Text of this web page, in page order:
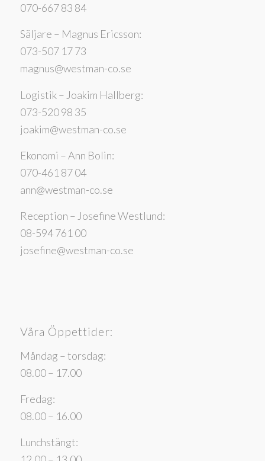
070-667 83 84
Säljare – Magnus Ericsson:
073-507 17 73
magnus@westman-co.se
Logistik – Joakim Hallberg:
073-520 98 35
joakim@westman-co.se
Ekonomi – Ann Bolin:
070-461 87 04
ann@westman-co.se
Reception – Josefine Westlund:
08-594 761 00
josefine@westman-co.se
Våra Öppettider:
Måndag – torsdag:
08.00 – 17.00
Fredag:
08.00 – 16.00
Lunchstängt: